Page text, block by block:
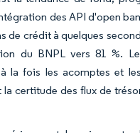
des API d'open
de crédit à quelques
du BNPL vers 81 %.
la fois les acomptes et
certitude des flux de